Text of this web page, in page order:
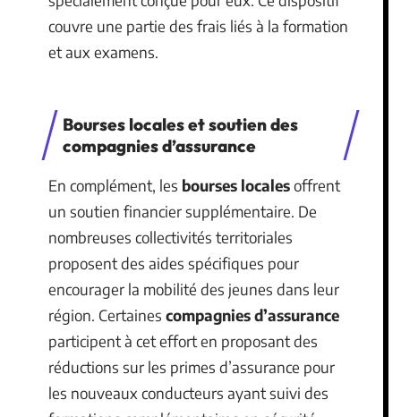
couvre une partie des frais liés à la formation
et aux examens.
Bourses locales et soutien des
compagnies d’assurance
En complément, les bourses localesoffrent
un soutien financier supplémentaire. De
nombreuses collectivités territoriales
proposent des aides spécifiques pour
encourager la mobilité des jeunes dans leur
région. Certaines compagnies d’assurance
participent à cet effort en proposant des
réductions sur les primes d’assurance pour
les nouveaux conducteurs ayant suivi des